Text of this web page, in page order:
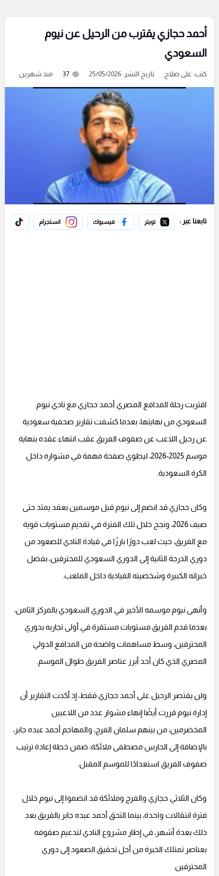
أحمد حجازي يقترب من الرحيل عن نيوم
السعودي
كتب: على صلاح تاريخ النشر: 25/05/2026 37 منذ شهرين
تابعنا عبر : تويتر فيسبوك انستجرام
اقتربت رحلة المدافع المصري أحمد حجازي مع نادي نيوم
السعودي من نهايتها، بعدما كشفت تقارير صحفية سعودية
عن رحيل اللاعب عن صفوف الفريق عقب انتهاء عقده بنهاية
موسم 2025-2026، ليطوي صفحة مهمة في مشواره داخل
الكرة السعودية.
وكان حجازي قد انضم إلى نيوم قبل موسمين بعقد يمتد حتى
صيف 2026، ونجح خلال تلك الفترة في تقديم مستويات قوية
مع الفريق، حيث لعب دورًا بارزًا في قيادة النادي للصعود من
دوري الدرجة الثانية إلى الدوري السعودي للمحترفين، بفضل
خبراته الكبيرة وشخصيته القيادية داخل الملعب.
وأنهى نيوم موسمه الأخير في الدوري السعودي بالمركز الثامن،
بعدما قدم الفريق مستويات مستقرة في أولى تجاربه بدوري
المحترفين، وسط مساهمات واضحة من المدافع الدولي
المصري الذي كان أحد أبرز عناصر الفريق طوال الموسم.
ولن يقتصر الرحيل على أحمد حجازي فقط، إذ أكدت التقارير أن
إدارة نيوم قررت أيضًا إنهاء مشوار عدد من اللاعبين
المخضرمين، من بينهم سلمان الفرج، والمهاجم أحمد عبده جابر،
بالإضافة إلى الحارس مصطفى ملائكة، ضمن خطة إعادة ترتيب
صفوف الفريق استعدادًا للموسم المقبل.
وكان الثلاثي حجازي والفرج وملائكة قد انضموا إلى نيوم خلال
فترة انتقالات واحدة، بينما التحق أحمد عبده جابر بالفريق بعد
ذلك بعدة أشهر، في إطار مشروع النادي لتدعيم صفوفه
بعناصر تمتلك الخبرة من أجل تحقيق الصعود إلى دوري
المحترفين.